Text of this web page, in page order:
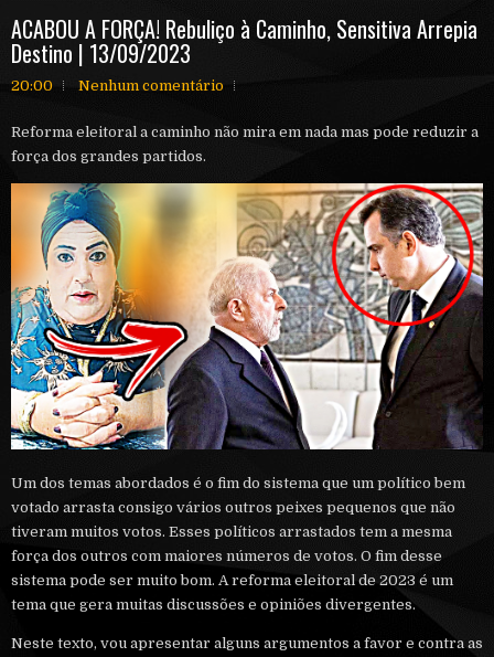
ACABOU A FORÇA! Rebuliço à Caminho, Sensitiva Arrepia
Destino | 13/09/2023
20:00 Nenhum comentário
Reforma eleitoral a caminho não mira em nada mas pode reduzir a
força dos grandes partidos.
Um dos temas abordados é o fim do sistema que um político bem
votado arrasta consigo vários outros peixes pequenos que não
tiveram muitos votos. Esses políticos arrastados tem a mesma
força dos outros com maiores números de votos. O fim desse
sistema pode ser muito bom. A reforma eleitoral de 2023 é um
tema que gera muitas discussões e opiniões divergentes.
Neste texto, vou apresentar alguns argumentos a favor e contra as